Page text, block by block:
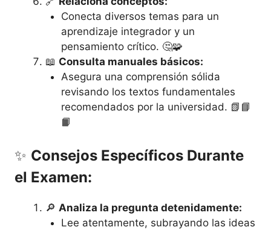
Conecta diversos temas para un
aprendizaje integrador y un
pensamiento crítico. 🤔🧩
📖 Consulta manuales básicos:
Asegura una comprensión sólida
revisando los textos fundamentales
recomendados por la universidad. 📗📘
📙
✨ Consejos Específicos Durante
el Examen:
🔎 Analiza la pregunta detenidamente:
Lee atentamente, subrayando las ideas